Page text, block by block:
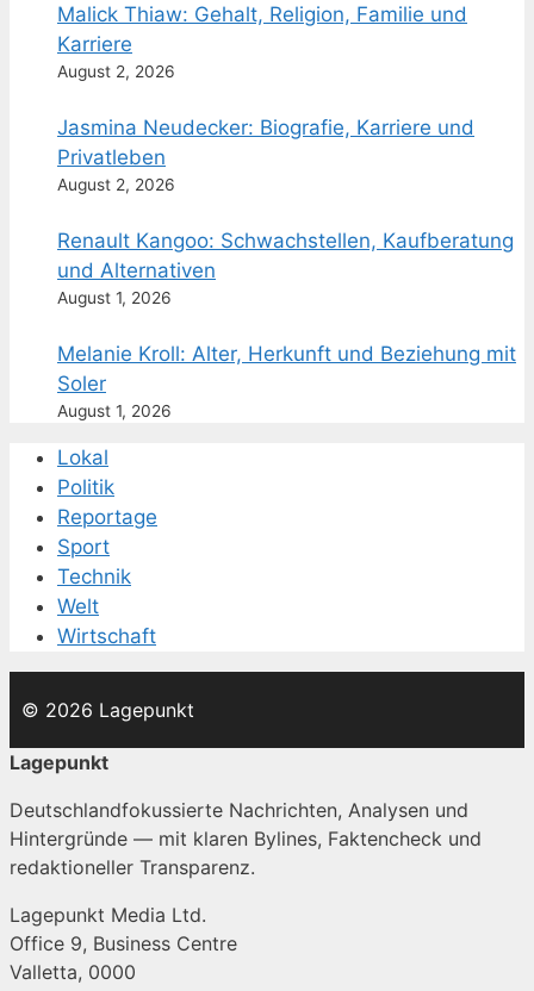
Malick Thiaw: Gehalt, Religion, Familie und
Karriere
August 2, 2026
Jasmina Neudecker: Biografie, Karriere und
Privatleben
August 2, 2026
Renault Kangoo: Schwachstellen, Kaufberatung
und Alternativen
August 1, 2026
Melanie Kroll: Alter, Herkunft und Beziehung mit
Soler
August 1, 2026
Lokal
Politik
Reportage
Sport
Technik
Welt
Wirtschaft
© 2026 Lagepunkt
Lagepunkt
Deutschlandfokussierte Nachrichten, Analysen und
Hintergründe — mit klaren Bylines, Faktencheck und
redaktioneller Transparenz.
Lagepunkt Media Ltd.
Office 9, Business Centre
Valletta, 0000